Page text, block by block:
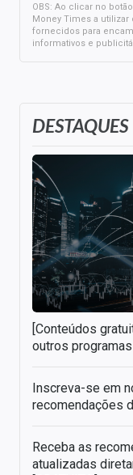
DESTAQUES
[Conteúdos
outros
Inscreva-se em
recomendações
Receba as
atualizadas
OBS: Ao clicar no
Money Times a utilizar
fornecidos para
informativos e